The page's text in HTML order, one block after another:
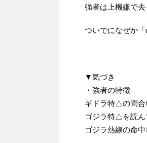
強者は上機嫌で
ついでになぜか「
▼気づき
・強者の特徴
ギドラ特△の間合
ゴジラ特△を読
ゴジラ熱線の命